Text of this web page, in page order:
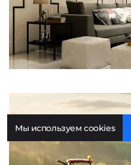
Мы используем cookies